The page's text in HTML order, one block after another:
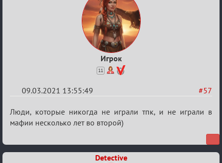
Игрок
11
#57
09.03.2021 13:55:49
Re:
Разговоры
XIX
Люди, которые никогда не играли тпк, и не играли в
мафии несколько лет во второй)
Detective